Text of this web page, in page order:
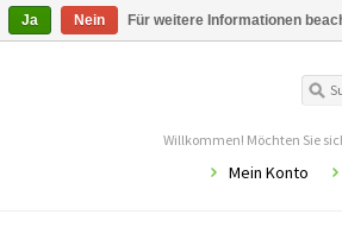
Willkommen! Möchten Sie
Mein Konto
Ja Nein Für weitere Informationen